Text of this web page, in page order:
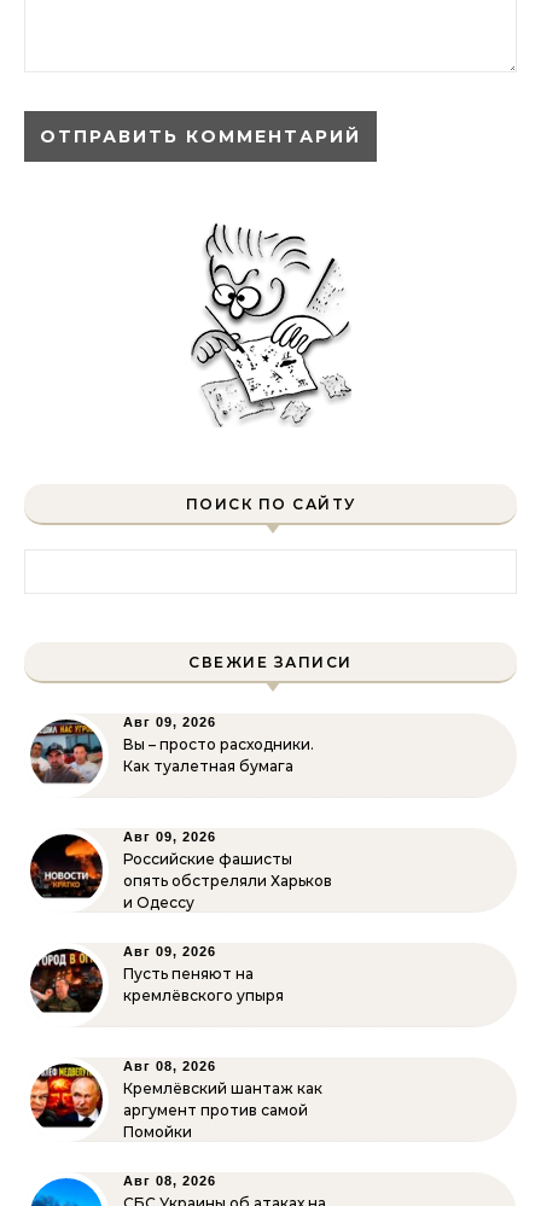
ПОИСК ПО САЙТУ
СВЕЖИЕ ЗАПИСИ
Авг 09, 2026
Вы – просто расходники.
Как туалетная бумага
Авг 09, 2026
Российские фашисты
опять обстреляли Харьков
и Одессу
Авг 09, 2026
Пусть пеняют на
кремлёвского упыря
Авг 08, 2026
Кремлёвский шантаж как
аргумент против самой
Помойки
Авг 08, 2026